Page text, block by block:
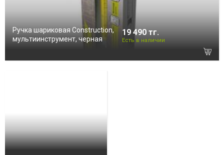
Ручка шариковая Construction,
мультиинструмент, черная
19 490 тг.
Есть в наличии